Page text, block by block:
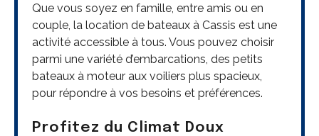
Que vous soyez en famille, entre amis ou en
couple, la location de bateaux à Cassis est une
activité accessible à tous. Vous pouvez choisir
parmi une variété d’embarcations, des petits
bateaux à moteur aux voiliers plus spacieux,
pour répondre à vos besoins et préférences.
Profitez du Climat Doux